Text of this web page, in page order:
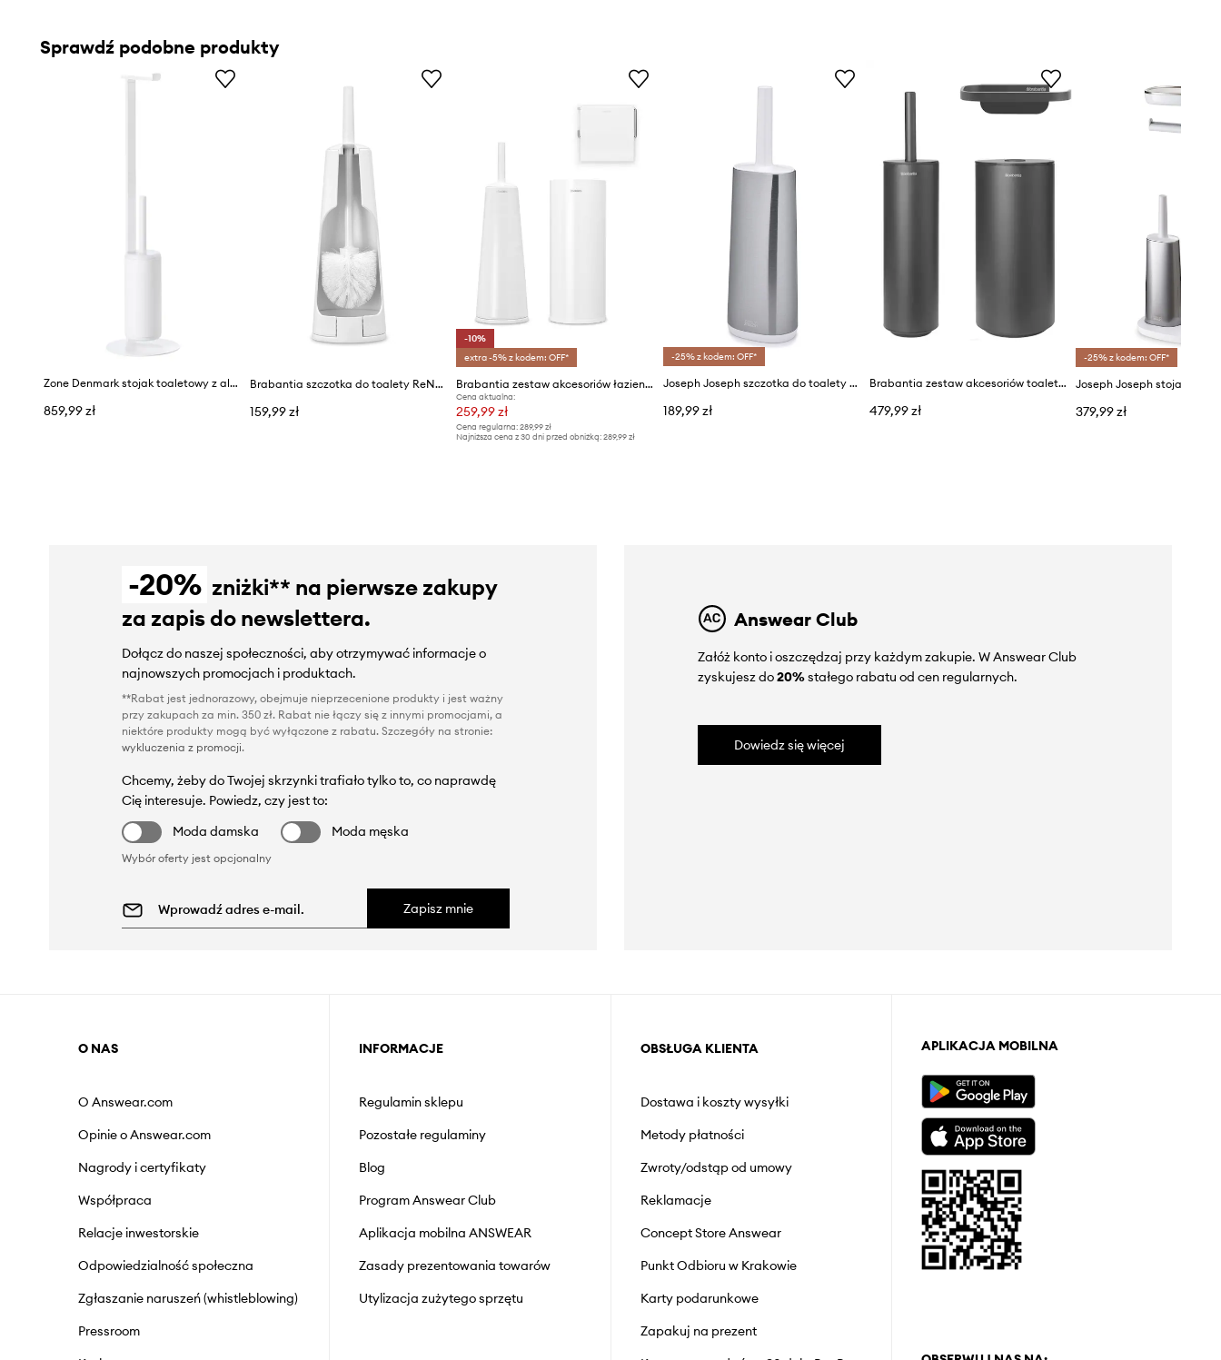
Sprawdź podobne produkty
Zone Denmark stojak toaletowy z aluminium
859,99 zł
Brabantia szczotka do toalety ReNew
159,99 zł
-10%
extra -5% z kodem: OFF*
Brabantia zestaw akcesoriów łazienkowych ReNew 3-pack
Cena aktualna:
259,99 zł
Cena regularna: 289,99 zł
Najniższa cena z 30 dni przed obniżką: 289,99 zł
-25% z kodem: OFF*
Joseph Joseph szczotka do toalety Flex™
189,99 zł
Brabantia zestaw akcesoriów toaletowych MindSet 3-pack
479,99 zł
-25% z kodem: OFF*
379,99 zł
-20% zniżki** na pierwsze zakupy
za zapis do newslettera.
Dołącz do naszej społeczności, aby otrzymywać informacje o
najnowszych promocjach i produktach.
**Rabat jest jednorazowy, obejmuje nieprzecenione produkty i jest ważny
przy zakupach za min. 350 zł. Rabat nie łączy się z innymi promocjami, a
niektóre produkty mogą być wyłączone z rabatu. Szczegóły na stronie:
wykluczenia z promocji.
Chcemy, żeby do Twojej skrzynki trafiało tylko to, co naprawdę
Cię interesuje. Powiedz, czy jest to:
Moda damska
Moda męska
Wybór oferty jest opcjonalny
Zapisz mnie
Answear Club
Załóż konto i oszczędzaj przy każdym zakupie. W Answear Club
zyskujesz do20%stałego rabatu od cen regularnych.
Dowiedz się więcej
O NAS
O Answear.com
Opinie o Answear.com
Nagrody i certyfikaty
Współpraca
Relacje inwestorskie
Odpowiedzialność społeczna
Zgłaszanie naruszeń (whistleblowing)
Pressroom
INFORMACJE
Regulamin sklepu
Pozostałe regulaminy
Blog
Program Answear Club
Aplikacja mobilna ANSWEAR
Zasady prezentowania towarów
Utylizacja zużytego sprzętu
OBSŁUGA KLIENTA
Dostawa i koszty wysyłki
Metody płatności
Zwroty/odstąp od umowy
Reklamacje
Concept Store Answear
Punkt Odbioru w Krakowie
Karty podarunkowe
Zapakuj na prezent
APLIKACJA MOBILNA